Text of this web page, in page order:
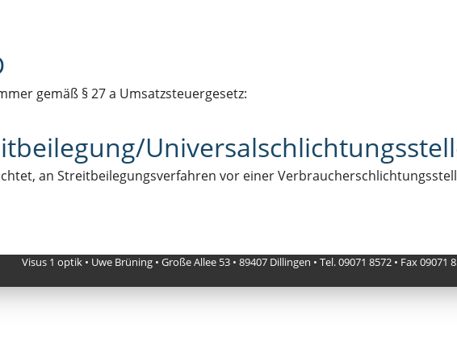
gemäß § 27 a Umsatzsteuergesetz:
an Streitbeilegungsverfahren vor einer
Visus 1 optik • Uwe Brüning • Große Allee 53 • 89407 Dillingen • Tel. 09071 8572 • Fax 09071